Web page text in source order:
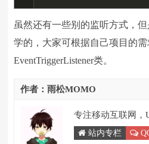
虽然还有一些别的监听方式，
学的，大家可根据自己项目的
EventTriggerListener类。
作者：雨松MOMO
专注移动互联网，
站内专栏